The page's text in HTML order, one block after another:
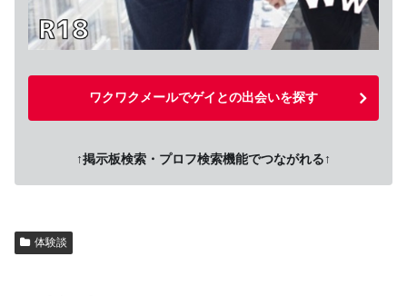
ワクワクメールでゲイとの出会いを探す
↑掲示板検索・プロフ検索機能でつながれる↑
体験談